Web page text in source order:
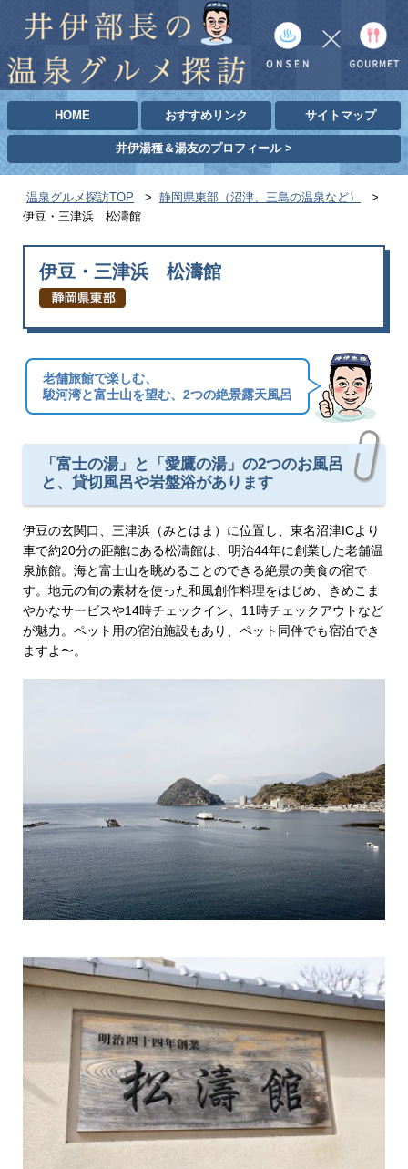
HOME おすすめリンク サイトマップ
井伊湯種＆湯友のプロフィール >
温泉グルメ探訪TOP > 静岡県東部（沼津、三島の温泉など）
>
伊豆・三津浜 松濤館
伊豆・三津浜 松濤館
老舗旅館で楽しむ、
駿河湾と富士山を望む、2つの絶景露天風呂
「富士の湯」と「愛鷹の湯」の2つのお風呂
と、貸切風呂や岩盤浴があります
伊豆の玄関口、三津浜（みとはま）に位置し、東名沼津ICより
車で約20分の距離にある松濤館は、明治44年に創業した老舗温
泉旅館。海と富士山を眺めることのできる絶景の美食の宿で
す。地元の旬の素材を使った和風創作料理をはじめ、きめこま
やかなサービスや14時チェックイン、11時チェックアウトなど
が魅力。ペット用の宿泊施設もあり、ペット同伴でも宿泊でき
ますよ〜。